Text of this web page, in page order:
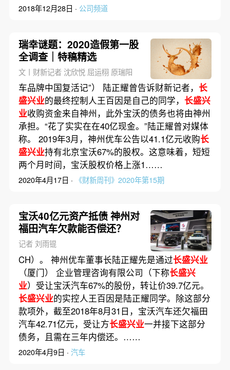
2018年12月28日 · 公司频道
瑞幸谜题：2020造假第一股
全调查｜特稿精选
文丨财新记者 沈欣悦 屈运栩 原瑞阳
车品牌中国复活记”） 陆正耀曾告诉财新记者， 长
盛兴业的最终控制人王百因是自己的同学， 长盛兴
业收购资金来自神州，此外宝沃的债务也将由神州
承担。“花了实实在在40亿现金。”陆正耀曾对媒体
称。 2019年3月，神州优车公告以41.1亿元收购长
盛兴业持有北京宝沃67%的股权。这意味着，短短
两个月时间，宝沃股权价格上涨1……
2020年4月17日 · 《财新周刊》2020年第15期
宝沃40亿元资产抵债 神州对
福田汽车欠款能否偿还？
记者 刘雨锟
CH）。 神州优车董事长陆正耀先是通过长盛兴业
（厦门） 企业管理咨询有限公司（下称长盛兴
业）受让宝沃汽车67%的股份，转让价39.7亿元。
长盛兴业的实控人王百因是陆正耀同学。除这部分
款项外，截至2018年8月31日，宝沃汽车还欠福田
汽车42.71亿元，受让方长盛兴业一并接下这部分
债务，且需在三年内偿还。……
2020年4月9日 · 汽车